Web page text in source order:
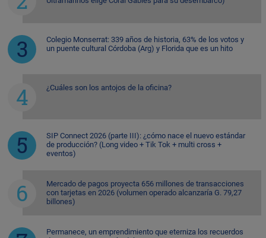
Colegio Monserrat: 339 años de historia, 63% de los votos y
un puente cultural Córdoba (Arg) y Florida que es un hito
¿Cuáles son los antojos de la oficina?
SIP Connect 2026 (parte III): ¿cómo nace el nuevo estándar
de producción? (Long video + Tik Tok + multi cross +
eventos)
Mercado de pagos proyecta 656 millones de transacciones
con tarjetas en 2026 (volumen operado alcanzaría G. 79,27
billones)
Permanece, un emprendimiento que eterniza los recuerdos